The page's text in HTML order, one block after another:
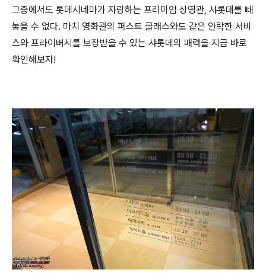
그중에서도 롯데시네마가 자랑하는 프리미엄 상영관, 샤롯데를 빼
놓을 수 없다. 마치 영화관의 퍼스트 클래스와도 같은 안락한 서비
스와 프라이버시를 보장받을 수 있는 샤롯데의 매력을 지금 바로
확인해보자!